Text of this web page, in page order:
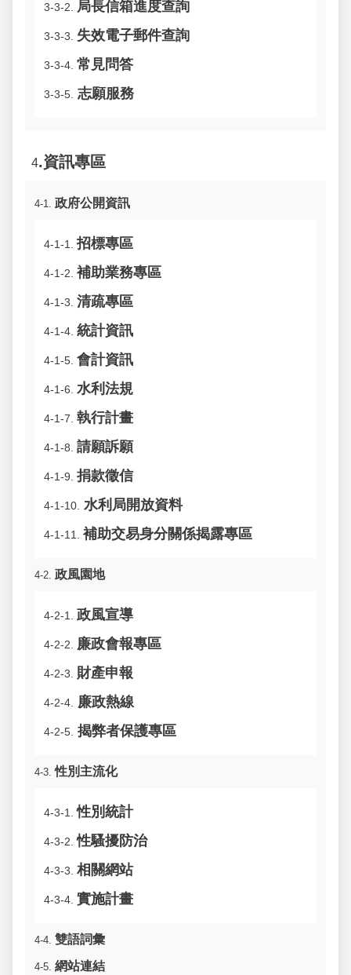
3-3-2. 局長信箱進度查詢
3-3-3. 失效電子郵件查詢
3-3-4. 常見問答
3-3-5. 志願服務
4.資訊專區
4-1. 政府公開資訊
4-1-1. 招標專區
4-1-2. 補助業務專區
4-1-3. 清疏專區
4-1-4. 統計資訊
4-1-5. 會計資訊
4-1-6. 水利法規
4-1-7. 執行計畫
4-1-8. 請願訴願
4-1-9. 捐款徵信
4-1-10. 水利局開放資料
4-1-11. 補助交易身分關係揭露專區
4-2. 政風園地
4-2-1. 政風宣導
4-2-2. 廉政會報專區
4-2-3. 財產申報
4-2-4. 廉政熱線
4-2-5. 揭弊者保護專區
4-3. 性別主流化
4-3-1.性別統計
4-3-2.性騷擾防治
4-3-3. 相關網站
4-3-4. 實施計畫
4-4. 雙語詞彙
4-5. 網站連結